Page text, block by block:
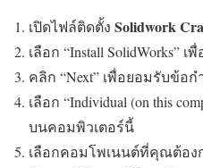
เปิดไฟล์ติดตั้ง Solidwork
เลือก “Install SolidWorks”
คลิก “Next” เพื่อยอมรับข้อ
เลือก “Individual (on this
บนคอมพิวเตอร์นี้
เลือกคอมโพเนนต์ที่คุณต้อง